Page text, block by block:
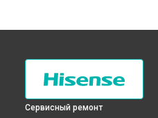
Сервисный ремонт